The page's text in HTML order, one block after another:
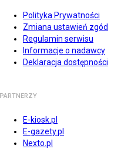
Polityka Prywatności
Zmiana ustawień zgód
Regulamin serwisu
Informacje o nadawcy
Deklaracja dostępności
PARTNERZY
E-kiosk.pl
E-gazety.pl
Nexto.pl